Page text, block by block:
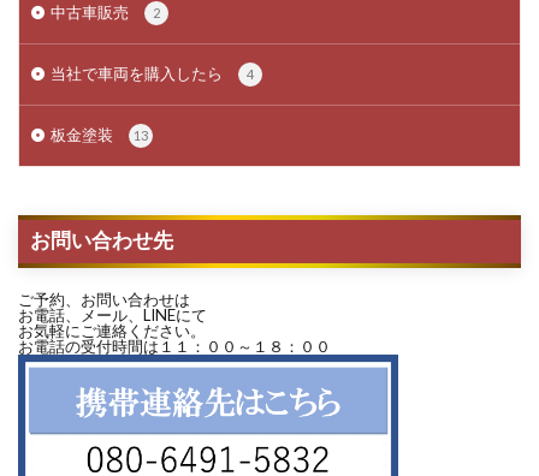
中古車販売 2
当社で車両を購入したら 4
板金塗装 13
お問い合わせ先
ご予約、お問い合わせは
お電話、メール、LINEにて
お気軽にご連絡ください。
お電話の受付時間は１１：００～１８：００